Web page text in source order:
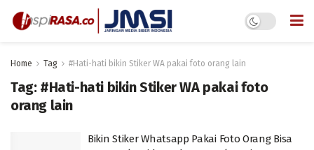
Home Tag #Hati-hati bikin Stiker WA pakai foto orang lain
Tag: #Hati-hati bikin Stiker WA pakai foto
orang lain
Bikin Stiker Whatsapp Pakai Foto Orang Bisa